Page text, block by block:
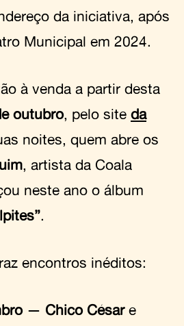
da iniciativa, após
Municipal em 2024.
à venda a partir desta
outubro, pelo site da
noites, quem abre os
, artista da Coala
neste ano o álbum
.
encontros inéditos:
— Chico Césare